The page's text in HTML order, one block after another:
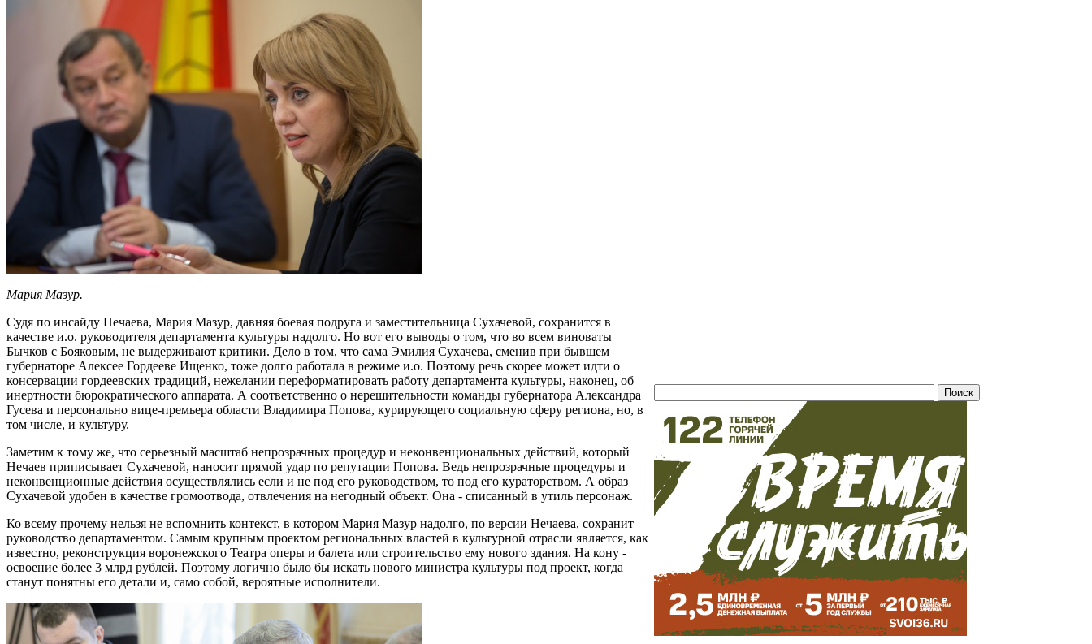
Мария Мазур.
Судя по инсайду Нечаева, Мария Мазур, давняя боевая подруга и заместительница Сухачевой, сохранится в
качестве и.о. руководителя департамента культуры надолго. Но вот его выводы о том, что во всем виноваты
Бычков с Бояковым, не выдерживают критики. Дело в том, что сама Эмилия Сухачева, сменив при бывшем
губернаторе Алексее Гордееве Ищенко, тоже долго работала в режиме и.о. Поэтому речь скорее может идти о
консервации гордеевских традиций, нежелании переформатировать работу департамента культуры, наконец, об
инертности бюрократического аппарата. А соответственно о нерешительности команды губернатора Александра
Гусева и персонально вице-премьера области Владимира Попова, курирующего социальную сферу региона, но, в
том числе, и культуру.
Заметим к тому же, что серьезный масштаб непрозрачных процедур и неконвенциональных действий, который
Нечаев приписывает Сухачевой, наносит прямой удар по репутации Попова. Ведь непрозрачные процедуры и
неконвенционные действия осуществлялись если и не под его руководством, то под его кураторством. А образ
Сухачевой удобен в качестве громоотвода, отвлечения на негодный объект. Она - списанный в утиль персонаж.
Ко всему прочему нельзя не вспомнить контекст, в котором Мария Мазур надолго, по версии Нечаева, сохранит
руководство департаментом. Самым крупным проектом региональных властей в культурной отрасли является, как
известно, реконструкция воронежского Театра оперы и балета или строительство ему нового здания. На кону -
освоение более 3 млрд рублей. Поэтому логично было бы искать нового министра культуры под проект, когда
станут понятны его детали и, само собой, вероятные исполнители.